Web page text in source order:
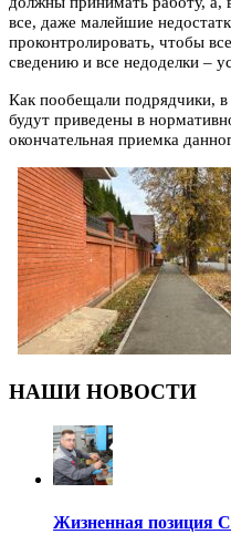
все, даже малейшие
проконтролировать, чтобы
сведению и все недоделки –
Как пообещали подрядчики,
будут приведены в
окончательная приемка
НАШИ НОВОСТИ
Жизненная позиция